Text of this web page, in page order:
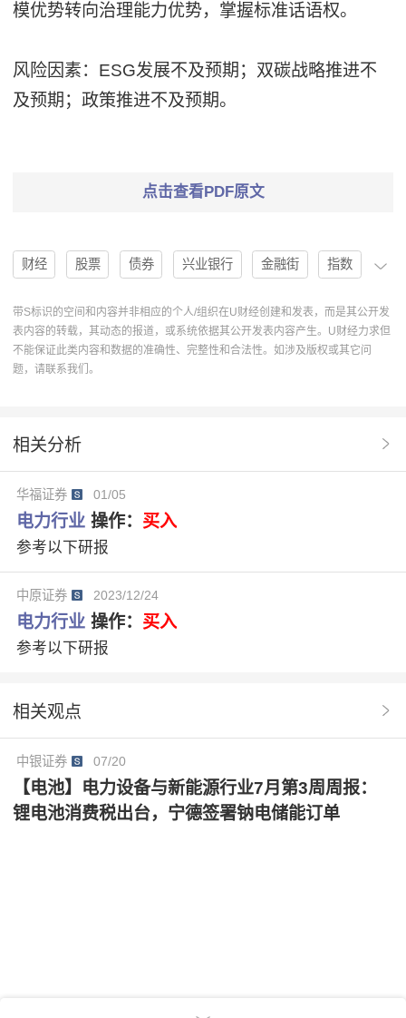
模优势转向治理能力优势，掌握标准话语权。
风险因素：ESG发展不及预期；双碳战略推进不
及预期；政策推进不及预期。
点击查看PDF原文
财经 股票 债券 兴业银行 金融街 指数
公募基金 国务院 绿色金融 结构调整
银行理财 电力 数字化 数字经济 金融科技
联合国开发计划署
数字友好和数字经济可持续发展创新实验室
金融街青年派 绿色金融治理 开放合作
带S标识的空间和内容并非相应的个人/组织在U财经创建和发表，而是其公开发
表内容的转载，其动态的报道，或系统依据其公开发表内容产生。U财经力求但
不能保证此类内容和数据的准确性、完整性和合法性。如涉及版权或其它问
题，请联系我们。
相关分析
华福证券 01/05
电力行业 操作： 买入
参考以下研报
中原证券 2023/12/24
电力行业 操作： 买入
参考以下研报
相关观点
中银证券 07/20
【电池】电力设备与新能源行业7月第3周周报：
锂电池消费税出台，宁德签署钠电储能订单